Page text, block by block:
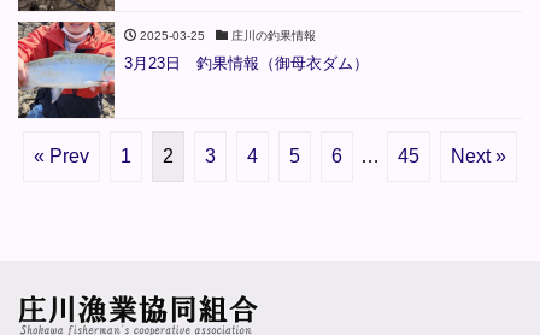
2025-03-25 庄川の釣果情報
3月23日 釣果情報（御母衣ダム）
« Prev 1 2 3 4 5 6 … 45 Next »